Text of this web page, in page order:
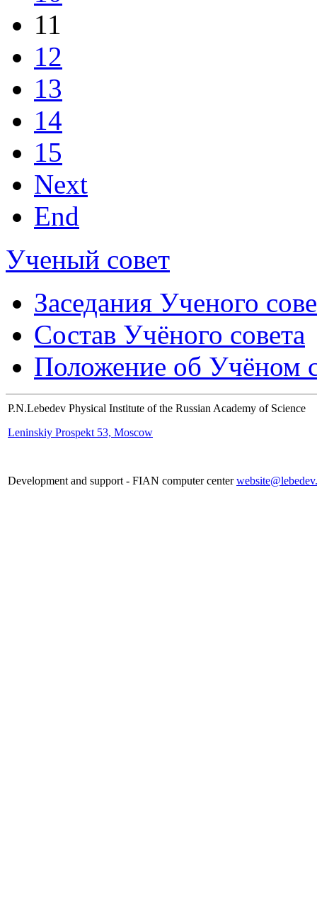
11
12
13
14
15
Next
End
Ученый совет
Заседания Ученого
Состав Учёного совета
Положение об Учёном
P.N.Lebedev Physical Institute of the Russian Academy of Science
Leninskiy Prospekt 53, Moscow
Development and support - FIAN computer center